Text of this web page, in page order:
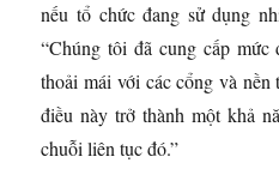
nếu tổ chức đang sử dụng
“Chúng tôi đã cung cấp
thoải mái với các cổng và
điều này trở thành một khả
chuỗi liên tục đó.”